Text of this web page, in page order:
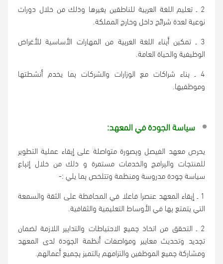
2 ـ تعليم اللغة العربية للناطقين بغيرها وذلك من خلال دورات
نوعية لعدة شرائح داخل وخارج المملكة.
3 ـ تمكين أبناء اللغة العربية من المهارات الأساسية للأغراض
الوظيفية والحياة العامة.
4 ـ بناء شراكات مع الوزارات والشركات بما يخدم أنشطتها
وموظفيها.
سياسة الجودة في المعهد:
يحرص معهد الفيصل وبصورة متواصلة على إبقاء عملية التطوير
للمنتجات والبرامج والخدمات مستمرة و ذلك من خلال إتباع
سياسة جودة مدروسة ومنظمة وتتلخص بما يلي :-
1 ـ إبقاء المعهد عنصرا فاعلا في المحافظة على الثقة والسمعة
التي يتمتع بها في الأوساط التعليمية والثقافية.
2 ـ التحقق من اتخاذ جميع الاحتياطات والتدابير اللازمة لضمان
تجديد وتحديث معايير ومواصفات أنظمة الجودة لدى المعهد
ومشاركة جميع الموظفين والتزامهم بالتميز بجميع أعمالهم.